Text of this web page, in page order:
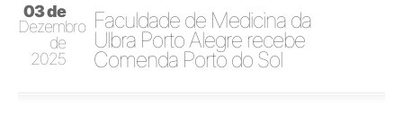
03 de
Dezembro
de
2025
Faculdade de Medicina da
Ulbra Porto Alegre recebe
Comenda Porto do Sol